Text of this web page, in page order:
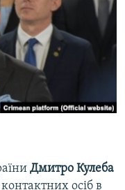
Дмитро Кулеба
осіб в